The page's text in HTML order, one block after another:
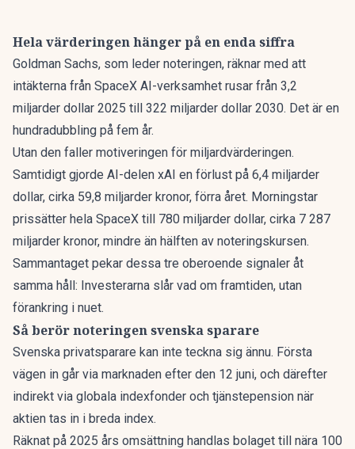
Hela värderingen hänger på en enda siffra
Goldman Sachs, som leder noteringen, räknar med att
intäkterna från SpaceX AI-verksamhet rusar från 3,2
miljarder dollar 2025 till 322 miljarder dollar 2030. Det är en
hundradubbling på fem år.
Utan den faller motiveringen för miljardvärderingen.
Samtidigt gjorde AI-delen xAI en förlust på 6,4 miljarder
dollar, cirka 59,8 miljarder kronor, förra året. Morningstar
prissätter hela SpaceX till 780 miljarder dollar, cirka 7 287
miljarder kronor, mindre än hälften av noteringskursen.
Sammantaget pekar dessa tre oberoende signaler åt
samma håll: Investerarna slår vad om framtiden, utan
förankring i nuet.
Så berör noteringen svenska sparare
Svenska privatsparare kan inte teckna sig ännu. Första
vägen in går via marknaden efter den 12 juni, och därefter
indirekt via globala indexfonder och tjänstepension när
aktien tas in i breda index.
Räknat på 2025 års omsättning handlas bolaget till nära 100